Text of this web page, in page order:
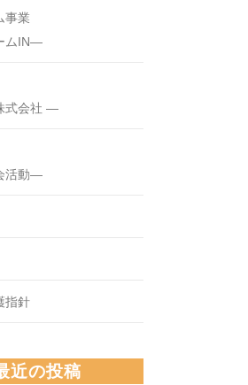
事業
ムIN—
式会社 ―
活動―
指針
近の投稿